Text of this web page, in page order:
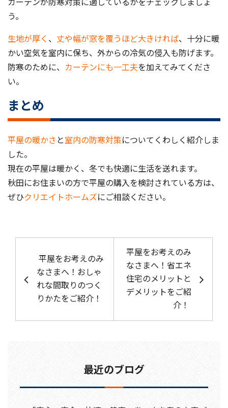
カーテンが防寒対策に適しているかをチェックしましょ
う。
生地が厚く 、 丈や幅が窓を覆うほど大きければ、十分に暖
かい空気を室内に保ち、外からの冷気の侵入も防げます。
防寒のために、
カーテンにも一工夫を加えてみてくださ
い。
まとめ
平屋の暖かさ と 室内の防寒対策についてくわしく紹介しま
した。
現在の平屋は暖かく、冬でも快適に生活を送れます。
秋田にお住まいの方で平屋の購入を検討されている方は、
ぜひクリエイトホームズにご相談ください。
投稿ナビゲーション
平屋をお考えのみ
なさまへ！おしゃ
れな間取りのつく
りかたをご紹介！
平屋をお考えのみ
なさまへ！省エネ
住宅のメリットと
デメリットをご紹
介！
最近のブログ